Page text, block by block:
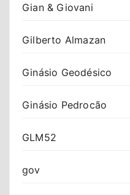
Gian & Giovani
Gilberto Almazan
Ginásio Geodésico
Ginásio Pedrocão
GLM52
gov